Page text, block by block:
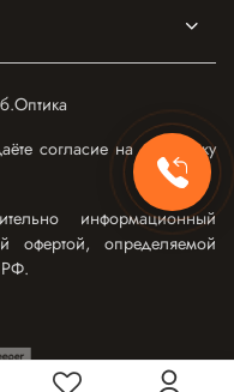
согласие на обработку
информационный
офертой, определяемой
РФ.